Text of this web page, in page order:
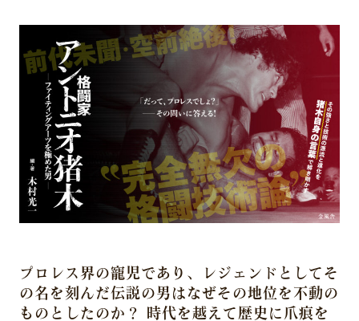
プロレス界の寵児であり、レジェンドとしてそ
の名を刻んだ伝説の男はなぜその地位を不動の
ものとしたのか？ 時代を越えて歴史に爪痕を